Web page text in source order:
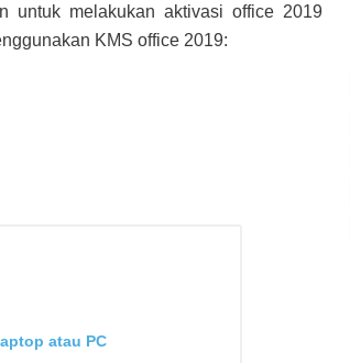
untuk melakukan aktivasi office 2019
KMS office 2019:
atau PC